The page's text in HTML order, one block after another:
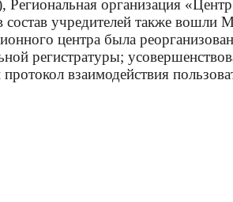
организация
учредителей также вошли
центра была
регистратуры;
взаимодействия